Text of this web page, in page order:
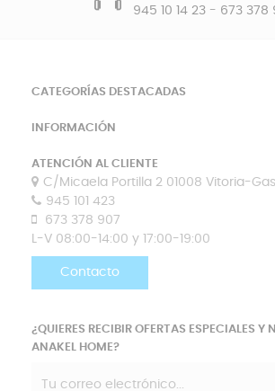
945 10 14 23- 673 378
CATEGORÍAS DESTACADAS
INFORMACIÓN
ATENCIÓN AL CLIENTE
C/Micaela Portilla 2 01008 Vitoria-
945 101 423
673 378 907
L-V 08:00-14:00 y 17:00-19:00
Contacto
¿QUIERES RECIBIR OFERTAS ESPECIALES Y
ANAKEL HOME?